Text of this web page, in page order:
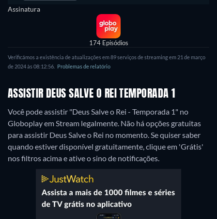
Assinatura
174 Episódios
Verificámos a existência de atualizações em 89 serviços de streaming em 21 de março
de 2024 às 08:12:56.
Problemas de relatório
ASSISTIR DEUS SALVE O REI TEMPORADA 1
Você pode assistir "Deus Salve o Rei - Temporada 1" no
Globoplay em Stream legalmente. Não há opções gratuitas
para assistir Deus Salve o Rei no momento. Se quiser saber
quando estiver disponível gratuitamente, clique em 'Grátis'
nos filtros acima e ative o sino de notificações.